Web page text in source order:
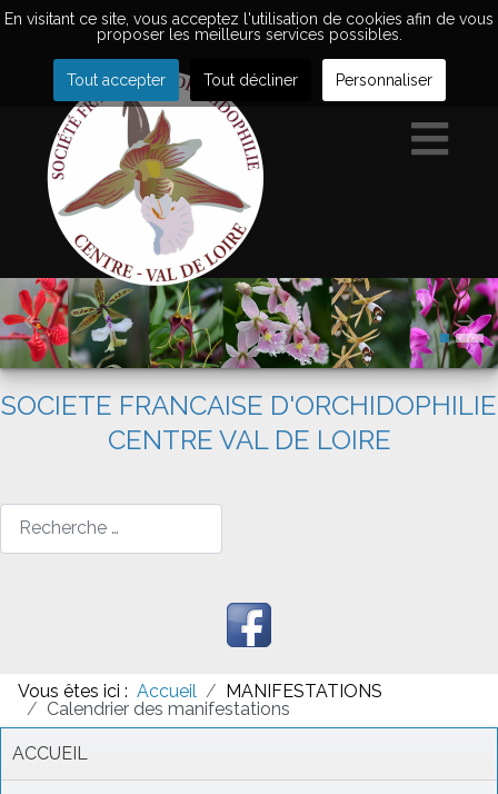
SOCIETE FRANCAISE D'ORCHIDOPHILIE
CENTRE VAL DE LOIRE
Rechercher
Vous êtes ici : Accueil
MANIFESTATIONS
Calendrier des manifestations
ACCUEIL
En visitant ce site, vous acceptez l'utilisation de cookies afin de vous
proposer les meilleurs services possibles.
Tout accepter Tout décliner Personnaliser